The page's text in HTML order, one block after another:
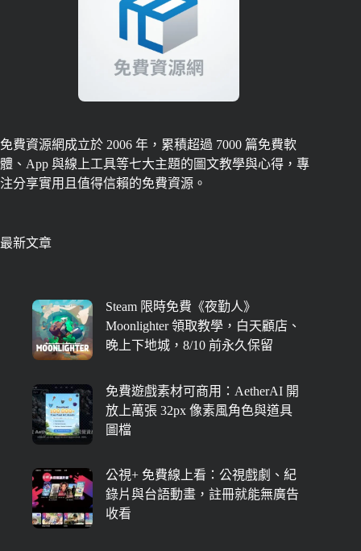
免費資源網成立於 2006 年，累積超過 7000 篇免費軟
體、App 與線上工具等七大主題的圖文教學與心得，專
注分享實用且值得信賴的免費資源。
最新文章
Steam 限時免費《夜勤人》
Moonlighter 領取教學，白天顧店、
晚上下地城，8/10 前永久保留
免費遊戲素材可商用：AetherAI 開
放上萬張 32px 像素風角色與道具
圖檔
公視+ 免費線上看：公視戲劇、紀
錄片與台語動畫，註冊就能無廣告
收看